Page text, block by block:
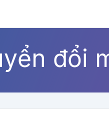
đổi